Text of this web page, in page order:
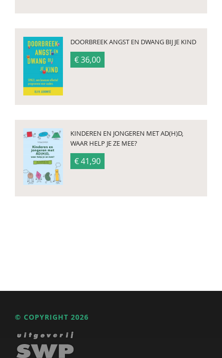
DOORBREEK ANGST EN DWANG BIJ JE KIND
€ 36,00
KINDEREN EN JONGEREN MET AD(H)D,
WAAR HELP JE ZE MEE?
€ 41,90
© COPYRIGHT 2026